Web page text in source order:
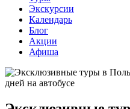
Экскурсии
Календарь
Блог
Акции
Афиша